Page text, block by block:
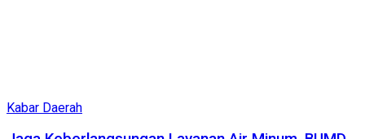
Kabar Daerah